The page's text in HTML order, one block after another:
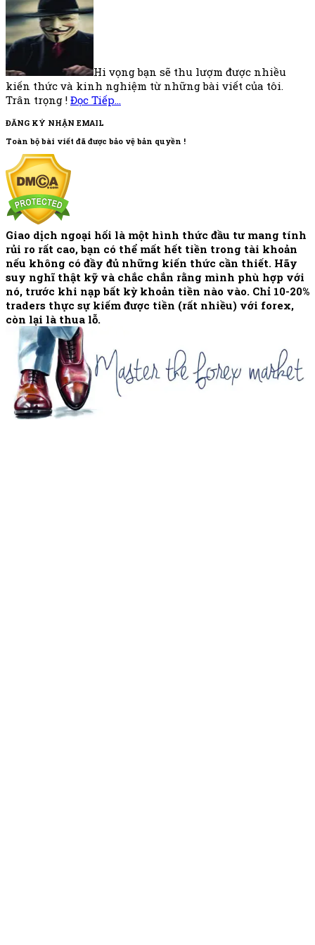
Hi vọng bạn sẽ thu lượm được nhiều
kiến thức và kinh nghiệm từ những bài viết của tôi.
Trân trọng ! Đọc Tiếp…
ĐĂNG KÝ NHẬN EMAIL
Toàn bộ bài viết đã được bảo vệ bản quyền !
Giao dịch ngoại hối là một hình thức đầu tư mang tính
rủi ro rất cao, bạn có thể mất hết tiền trong tài khoản
nếu không có đầy đủ những kiến thức cần thiết. Hãy
suy nghĩ thật kỹ và chắc chắn rằng mình phù hợp với
nó, trước khi nạp bất kỳ khoản tiền nào vào. Chỉ 10-20%
traders thực sự kiếm được tiền (rất nhiều) với forex,
còn lại là thua lỗ.